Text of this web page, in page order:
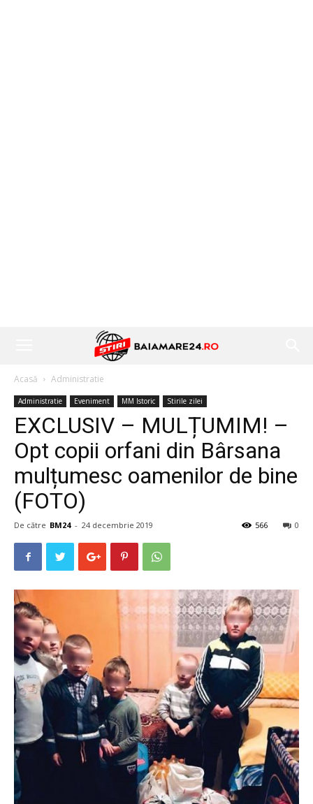
Acasă Administratie
Administratie Eveniment MM Istoric Stirile zilei
EXCLUSIV – MULȚUMIM! –
Opt copii orfani din Bârsana
mulțumesc oamenilor de bine
(FOTO)
De către BM24 - 24 decembrie 2019 0
566